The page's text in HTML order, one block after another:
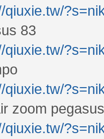
qiuxie.tw/
83
qiuxie.tw/
qiuxie.tw/
zoom
qiuxie.tw/